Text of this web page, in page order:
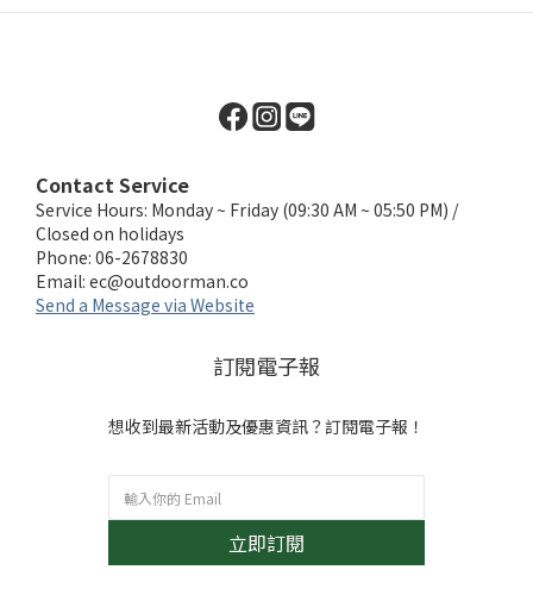
Contact Service
Service Hours: Monday ~ Friday (09:30 AM ~ 05:50 PM) /
Closed on holidays
Phone: 06-2678830
Email: ec@outdoorman.co
Send a Message via Website
訂閱電子報
想收到最新活動及優惠資訊？訂閱電子報！
立即訂閱